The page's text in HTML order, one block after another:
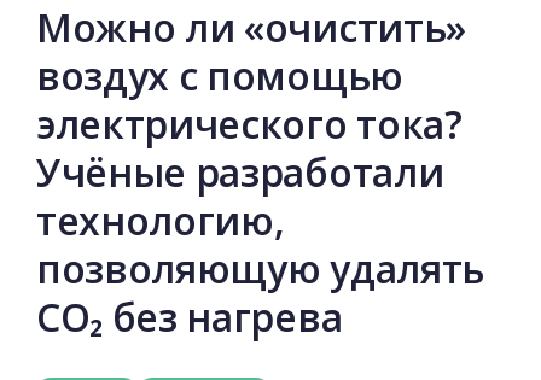
Можно ли «очистить»
воздух с помощью
электрического тока?
Учёные разработали
технологию,
позволяющую удалять
CO₂ без нагрева